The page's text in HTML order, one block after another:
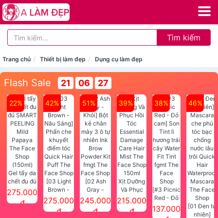
Tìm kiếm
Trang chủ Thiết bị làm đẹp Dụng cụ làm đẹp
Flash Sale 21 06 26
22%
Gel tẩy da
chết đu đủ
SMART
PEELING
275.000
đ
42%
[03 Light
Brown -
Nâu Sáng]
Phấn che
275.000
đ
51%
[02 Ash
Gray -
Khói] Bột
kẻ chân
245.000
đ
39%
Xịt Dưỡng
Và Phục
Hồi Tóc
Essential
215.000
đ
38%
[#3 Picnic
Red - Đỏ
cam] Son
137.000
46%
[01 Đen tự
nhiên]